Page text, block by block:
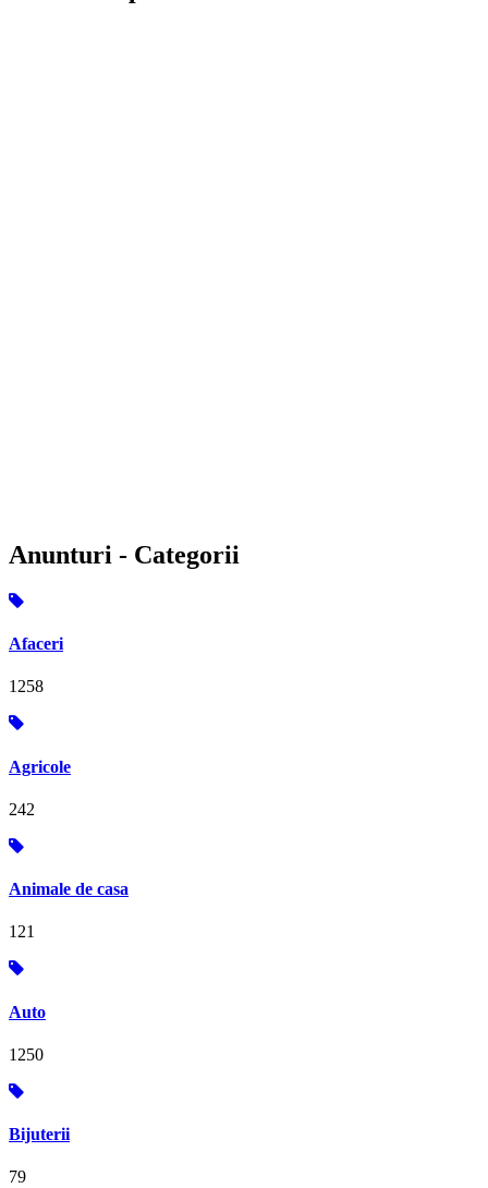
Anunturi - Categorii
Afaceri
1258
Agricole
242
Animale de casa
121
Auto
1250
Bijuterii
79